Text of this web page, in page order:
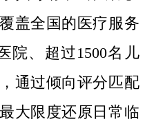
盖全国的医疗服务
院、超过1500名儿
通过倾向评分匹配
大限度还原日常临